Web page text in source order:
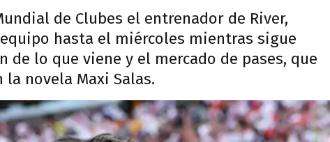
de Clubes el entrenador de River,
hasta el miércoles mientras sigue
lo que viene y el mercado de pases, que
novela Maxi Salas.